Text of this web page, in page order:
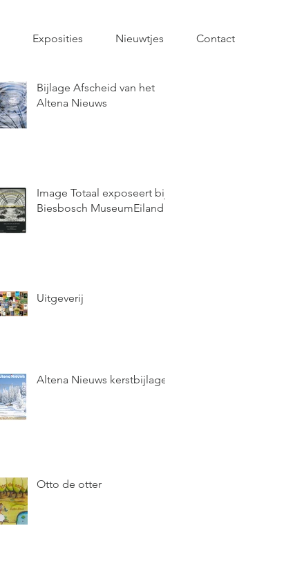
Exposities Nieuwtjes Contact
Bijlage Afscheid van het
Altena Nieuws
Image Totaal exposeert bij
Biesbosch MuseumEiland
Uitgeverij
Altena Nieuws kerstbijlage
Otto de otter